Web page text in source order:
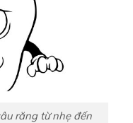
răng từ nhẹ đến